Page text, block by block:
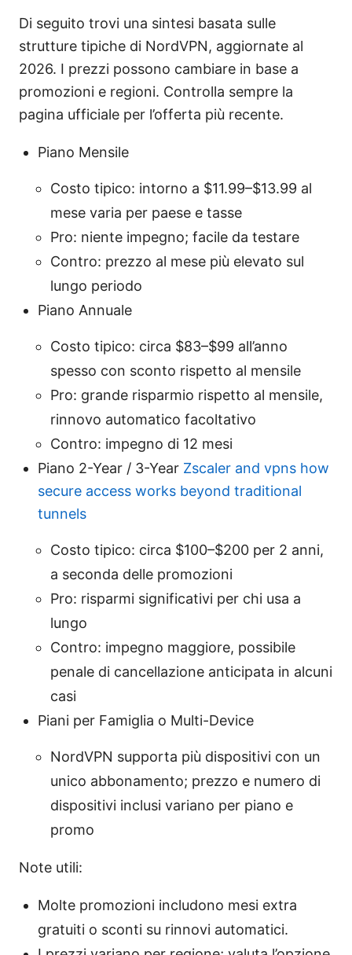
Di seguito trovi una sintesi basata sulle
strutture tipiche di NordVPN, aggiornate al
2026. I prezzi possono cambiare in base a
promozioni e regioni. Controlla sempre la
pagina ufficiale per l’offerta più recente.
Piano Mensile
Costo tipico: intorno a $11.99–$13.99 al
mese varia per paese e tasse
Pro: niente impegno; facile da testare
Contro: prezzo al mese più elevato sul
lungo periodo
Piano Annuale
Costo tipico: circa $83–$99 all’anno
spesso con sconto rispetto al mensile
Pro: grande risparmio rispetto al mensile,
rinnovo automatico facoltativo
Contro: impegno di 12 mesi
Piano 2-Year / 3-Year Zscaler and vpns how
secure access works beyond traditional
tunnels
Costo tipico: circa $100–$200 per 2 anni,
a seconda delle promozioni
Pro: risparmi significativi per chi usa a
lungo
Contro: impegno maggiore, possibile
penale di cancellazione anticipata in alcuni
casi
Piani per Famiglia o Multi-Device
NordVPN supporta più dispositivi con un
unico abbonamento; prezzo e numero di
dispositivi inclusi variano per piano e
promo
Note utili:
Molte promozioni includono mesi extra
gratuiti o sconti su rinnovi automatici.